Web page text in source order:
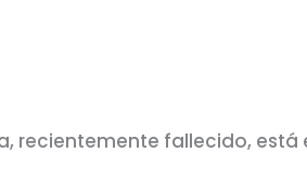
fallecido, está